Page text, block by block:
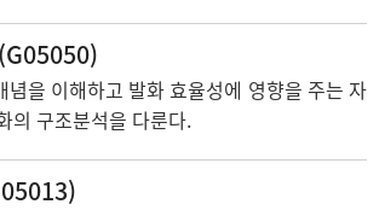
념을 이해하고 발화 효율성에 영향을 주는 자
의 구조분석을 다룬다.